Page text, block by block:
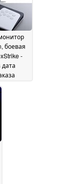
боевая
-
June 2026